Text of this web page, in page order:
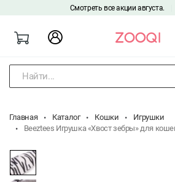
Смотреть все акции августа.
Найти...
Главная Каталог Кошки
Игрушки
Beeztees Игрушка «Хвост зебры» для